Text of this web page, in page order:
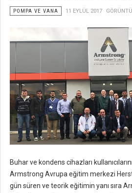
POMPA VE VANA 11 EYLÜL 2017
Buhar ve kondens cihazları
Armstrong Avrupa eğitim merkezi
gün süren ve teorik eğitimin yanı sıra